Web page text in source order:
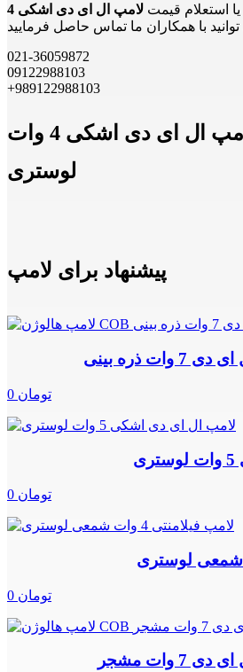
استعلام قیمت
لامپ ال ای دی اشکی 4
021-36059872
09122988103
+989122988103
اطلاعات لامپ ال ای دی اشکی 4 وات
لوستری
پیشنهاد برای لامپ
0 تومان
0 تومان
0 تومان